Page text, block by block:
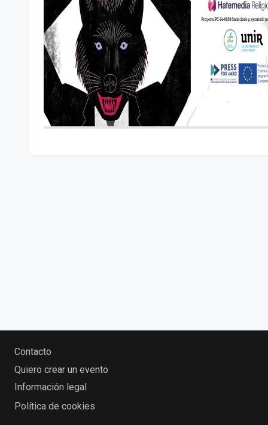
Contacto
Quiero crear un evento
Información legal
Política de cookies